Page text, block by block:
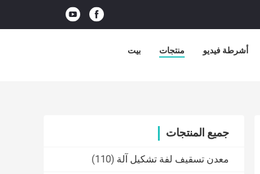
بيت منتجات أشرطة فيديو
جميع المنتجات
معدن تسقيف لفة تشكيل آلة (110)